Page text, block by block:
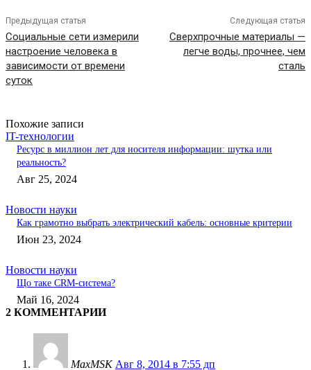
Предыдущая статья
Социальные сети измерили
настроение человека в
зависимости от времени
суток
Следующая статья
Сверхпрочные материалы —
легче воды, прочнее, чем
сталь
Похожие записи
IT-технологии
Ресурс в миллион лет для носителя информации: шутка или
реальность?
Авг 25, 2024
Новости науки
Как грамотно выбрать электрический кабель: основные критерии
Июн 23, 2024
Новости науки
Що таке CRM-система?
Май 16, 2024
2 КОММЕНТАРИИ
MaxMSK Авг 8, 2014 в 7:55 дп